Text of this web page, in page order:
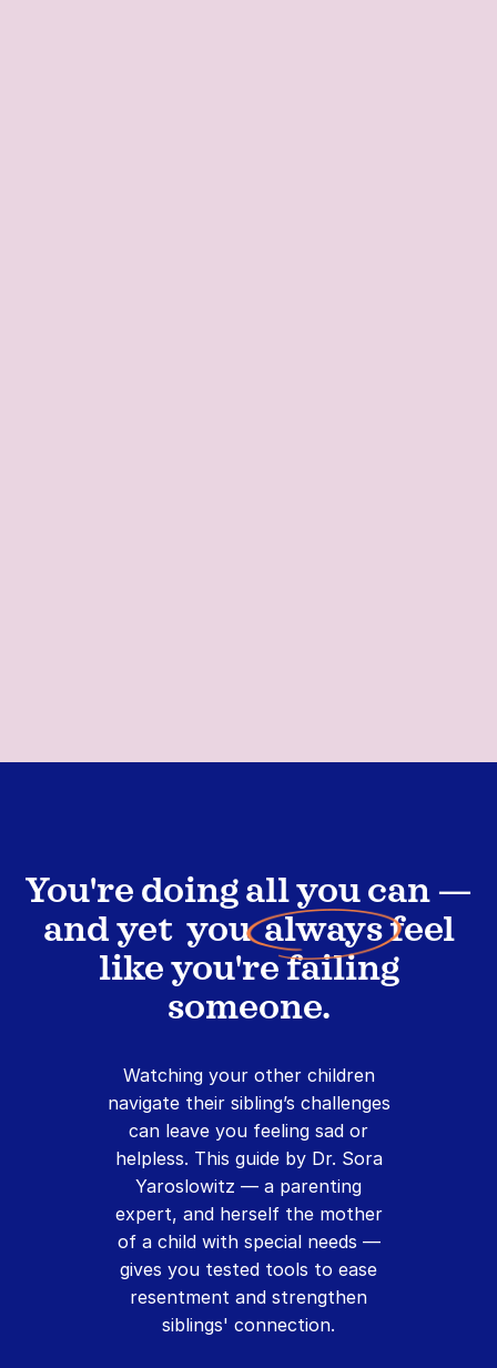
You're doing all you can —
and yet youalwaysfeel
like you're failing
someone.
Watching your other children
navigate their sibling’s challenges
can leave you feeling sad or
helpless. This guide by Dr. Sora
Yaroslowitz — a parenting
expert, and herself the mother
of a child with special needs —
gives you tested tools to ease
resentment and strengthen
siblings' connection.